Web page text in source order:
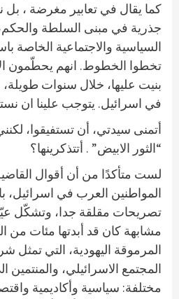
كما يقال في تعابير مغرضة ، بل
جذرية في مبنى السلطة
السياسية والاجتماعية الخاصة
تخطوا الخطوط. انهم يحطّمون
بنيت عليها، خلال سنوات
في اسرائيل. يتوجب علينا ان
أتمنى سيدتي، أن تستفيقوا،
“الثور الابيض” . أتتذكرينها؟
لست متأكدًا من أن أقوال
المواطنين العرب في اسرائيل،
تصريحات مقلقة جدا، وتشكّل
مشابهة كان قد أبدتها مئات من
المرموقة اليهودية، التي تمثل
المجتمع الاسرائيلي، والمنتمين
مختلفة: سياسية وأكاديمية